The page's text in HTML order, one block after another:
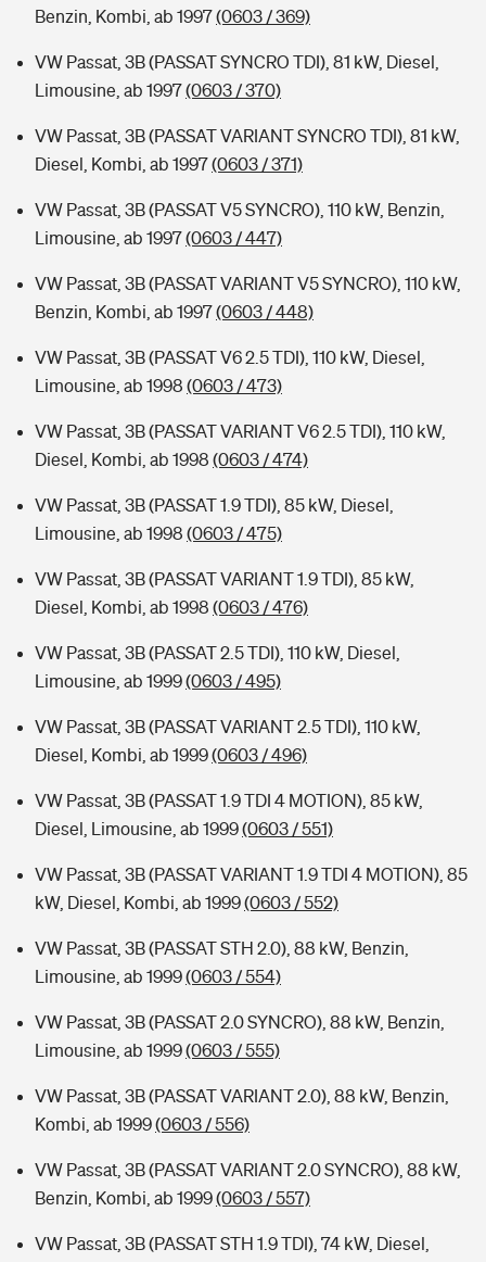
Benzin, Kombi, ab 1997(0603 / 369)
VW Passat, 3B (PASSAT SYNCRO TDI), 81 kW, Diesel,
Limousine, ab 1997(0603 / 370)
VW Passat, 3B (PASSAT VARIANT SYNCRO TDI), 81 kW,
Diesel, Kombi, ab 1997(0603 / 371)
VW Passat, 3B (PASSAT V5 SYNCRO), 110 kW, Benzin,
Limousine, ab 1997(0603 / 447)
VW Passat, 3B (PASSAT VARIANT V5 SYNCRO), 110 kW,
Benzin, Kombi, ab 1997(0603 / 448)
VW Passat, 3B (PASSAT V6 2.5 TDI), 110 kW, Diesel,
Limousine, ab 1998 (0603 / 473)
VW Passat, 3B (PASSAT VARIANT V6 2.5 TDI), 110 kW,
Diesel, Kombi, ab 1998 (0603 / 474)
VW Passat, 3B (PASSAT 1.9 TDI), 85 kW, Diesel,
Limousine, ab 1998 (0603 / 475)
VW Passat, 3B (PASSAT VARIANT 1.9 TDI), 85 kW,
Diesel, Kombi, ab 1998 (0603 / 476)
VW Passat, 3B (PASSAT 2.5 TDI), 110 kW, Diesel,
Limousine, ab 1999(0603 / 495)
VW Passat, 3B (PASSAT VARIANT 2.5 TDI), 110 kW,
Diesel, Kombi, ab 1999(0603 / 496)
VW Passat, 3B (PASSAT 1.9 TDI 4 MOTION), 85 kW,
Diesel, Limousine, ab 1999(0603 / 551)
VW Passat, 3B (PASSAT VARIANT 1.9 TDI 4 MOTION), 85
kW, Diesel, Kombi, ab 1999(0603 / 552)
VW Passat, 3B (PASSAT STH 2.0), 88 kW, Benzin,
Limousine, ab 1999(0603 / 554)
VW Passat, 3B (PASSAT 2.0 SYNCRO), 88 kW, Benzin,
Limousine, ab 1999(0603 / 555)
VW Passat, 3B (PASSAT VARIANT 2.0), 88 kW, Benzin,
Kombi, ab 1999(0603 / 556)
VW Passat, 3B (PASSAT VARIANT 2.0 SYNCRO), 88 kW,
Benzin, Kombi, ab 1999(0603 / 557)
VW Passat, 3B (PASSAT STH 1.9 TDI), 74 kW, Diesel,